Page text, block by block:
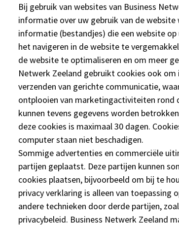
Bij gebruik van websites van Business
informatie over uw gebruik van de
informatie (bestandjes) die een website
het navigeren in de website te
de website te optimaliseren en om meer
Netwerk Zeeland gebruikt cookies ook
verzenden van gerichte communicatie,
ontplooien van marketingactiviteiten rond
kunnen tevens gegevens worden
deze cookies is maximaal 30 dagen.
computer staan niet beschadigen.
Sommige advertenties en commerciële
partijen geplaatst. Deze partijen kunnen
cookies plaatsen, bijvoorbeeld om bij te
privacy verklaring is alleen van toepassing
andere technieken door derde partijen,
privacybeleid. Business Netwerk Zeeland